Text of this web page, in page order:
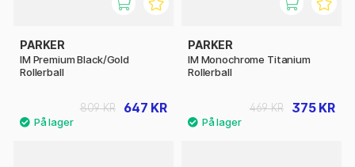
PARKER
IM Premium Black/Gold
Rollerball
647 KR
809 KR
PARKER
IM Monochrome Titanium
Rollerball
375 KR
469 KR